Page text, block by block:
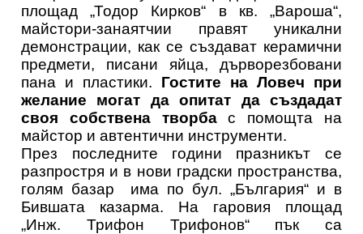
площад „Тодор Кирков“ в кв. „Вароша“,
майстори-занаятчии правят уникални
демонстрации, как се създават керамични
предмети, писани яйца, дърворезбовани
пана и пластики. Гостите на Ловеч при
желание могат да опитат да създадат
своя собствена творбас помощта на
майстор и автентични инструменти.
През последните години празникът се
разпростря и в нови градски пространства,
голям базар има по бул. „България“ и в
Бившата казарма. На гаровия площад
„Инж. Трифон Трифонов“ пък са